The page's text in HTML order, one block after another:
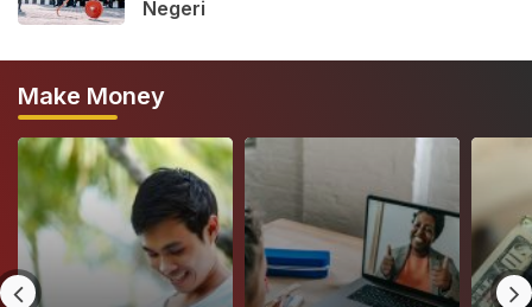
Negeri
Make Money